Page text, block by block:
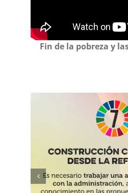
Fin de la pobreza y